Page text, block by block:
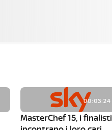
00:03:24
MasterChef 15, i finalisti